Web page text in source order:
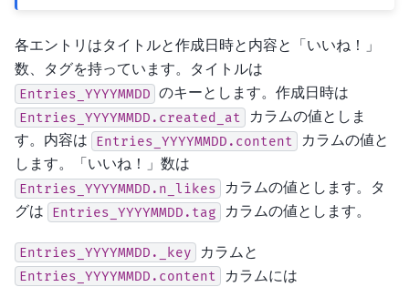
各エントリはタイトルと作成日時と内容と「いいね！」
数、タグを持っています。タイトルは
Entries_YYYYMMDD のキーとします。作成日時は
Entries_YYYYMMDD.created_at
カラムの値としま
す。内容は
Entries_YYYYMMDD.content
カラムの値と
します。「いいね！」数は
Entries_YYYYMMDD.n_likes
カラムの値とします。タ
グは
Entries_YYYYMMDD.tag カラムの値とします。
Entries_YYYYMMDD._key カラムと
Entries_YYYYMMDD.content カラムには